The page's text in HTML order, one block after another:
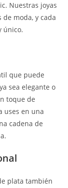
Nuestras joyas
moda, y cada
único.
que puede
sea elegante o
toque de
uses en una
cadena de
plata también